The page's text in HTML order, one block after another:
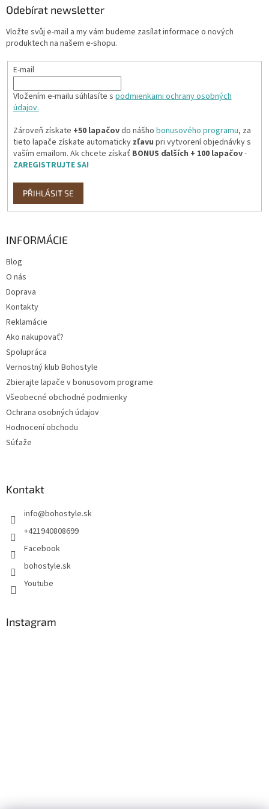
Odebírat newsletter
Vložte svůj e-mail a my vám budeme zasílat informace o nových
produktech na našem e-shopu.
E-mail
Vložením e-mailu súhlasíte s podmienkami ochrany osobných
údajov.
Zároveň získate +50 lapačovdo nášho bonusového programu, za
tieto lapače získate automaticky zľavu pri vytvorení objednávky s
vaším emailom. Ak chcete získať BONUS ďalších + 100 lapačov-
ZAREGISTRUJTE SA!
PŘIHLÁSIT SE
INFORMÁCIE
Blog
O nás
Doprava
Kontakty
Reklamácie
Ako nakupovať?
Spolupráca
Vernostný klub Bohostyle
Zbierajte lapače v bonusovom programe
Všeobecné obchodné podmienky
Ochrana osobných údajov
Hodnocení obchodu
Súťaže
Kontakt
info@bohostyle.sk
+421940808699
Facebook
bohostyle.sk
Youtube
Instagram